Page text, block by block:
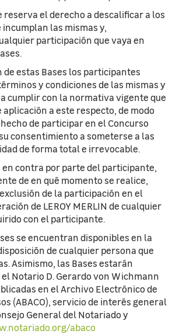
reserva el derecho a descaliﬁcar a los
las mismas y,
participación que vaya en
de estas Bases los participantes
y condiciones de las mismas y
cumplir con la normativa vigente que
a este respecto, de modo
de participar en el Concurso
consentimiento a someterse a las
de forma total e irrevocable.
contra por parte del participante,
de en qué momento se realice,
de la participación en el
de LEROY MERLIN de cualquier
con el participante.
se encuentran disponibles en la
de cualquier persona que
Asimismo, las Bases estarán
Notario D. Gerardo von Wichmann
en el Archivo Electrónico de
(ABACO), servicio de interés general
General del Notariado y
abaco